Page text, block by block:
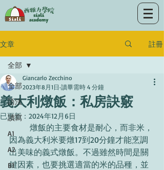
文章 註冊
全部
語法
讀寫
A1
A2
B1
全部
義大利燉飯：私房訣竅
Giancarlo Zecchino
2023年8月1日 讀畢需時 4 分鐘
已更新： 2024年12月6日
因為義大利米要燉17到20分鐘才能烹調
出美味的義式燉飯。不過雖然時間是關
鍵因素，也要挑選適當的米的品種，並